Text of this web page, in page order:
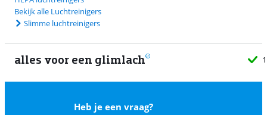
Bekijk alle Luchtreinigers
Slimme luchtreinigers
alles voor een glimlach
Heb je een vraag?